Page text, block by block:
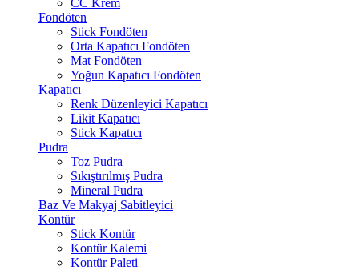
CC Krem
Fondöten
Stick Fondöten
Orta Kapatıcı Fondöten
Mat Fondöten
Yoğun Kapatıcı Fondöten
Kapatıcı
Renk Düzenleyici Kapatıcı
Likit Kapatıcı
Stick Kapatıcı
Pudra
Toz Pudra
Sıkıştırılmış Pudra
Mineral Pudra
Baz Ve Makyaj Sabitleyici
Kontür
Stick Kontür
Kontür Kalemi
Kontür Paleti